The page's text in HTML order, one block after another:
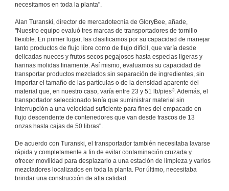
necesitamos en toda la planta".
Alan Turanski, director de mercadotecnia de GloryBee, añade,
"Nuestro equipo evaluó tres marcas de transportadores de tornillo
flexible. En primer lugar, las clasificamos por su capacidad de manejar
tanto productos de flujo libre como de flujo difícil, que varía desde
delicadas nueces y frutos secos pegajosos hasta especias ligeras y
harinas molidas finamente. Así mismo, evaluamos su capacidad de
transportar productos mezclados sin separación de ingredientes, sin
importar el tamaño de las partículas o de la densidad aparente del
material que, en nuestro caso, varía entre 23 y 51 lb/pies3 . Además, el
transportador seleccionado tenía que suministrar material sin
interrupción a una velocidad suficiente para fines del empacado en
flujo descendente de contenedores que van desde frascos de 13
onzas hasta cajas de 50 libras".
De acuerdo con Turanski, el transportador también necesitaba lavarse
rápida y completamente a fin de evitar contaminación cruzada y
ofrecer movilidad para desplazarlo a una estación de limpieza y varios
mezcladores localizados en toda la planta. Por último, necesitaba
brindar una construcción de alta calidad.